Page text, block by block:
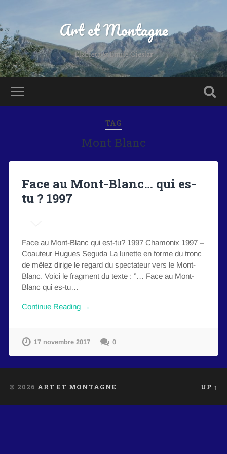
Art et Montagne
Elzbieta & Emile Cieslar
TAG
Mont Blanc
Face au Mont-Blanc… qui es-
tu ? 1997
Face au Mont-Blanc qui est-tu? 1997 Chamonix 1997 –
Coauteur Hugues Seguda La lunette en forme du tronc
de mêlez dirige le regard du spectateur vers le Mont-
Blanc. Voici le fragment du texte : ”… Face au Mont-
Blanc qui es-tu…
Continue Reading →
17 novembre 2017 0
© 2026 ART ET MONTAGNE UP ↑